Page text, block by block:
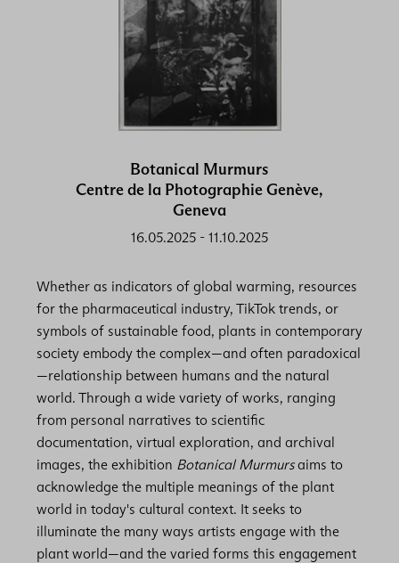
Botanical Murmurs
Centre de la Photographie Genève,
Geneva
16.05.2025 - 11.10.2025
Whether as indicators of global warming, resources
for the pharmaceutical industry, TikTok trends, or
symbols of sustainable food, plants in contemporary
society embody the complex—and often paradoxical
—relationship between humans and the natural
world. Through a wide variety of works, ranging
from personal narratives to scientific
documentation, virtual exploration, and archival
images, the exhibition Botanical Murmursaims to
acknowledge the multiple meanings of the plant
world in today's cultural context. It seeks to
illuminate the many ways artists engage with the
plant world—and the varied forms this engagement